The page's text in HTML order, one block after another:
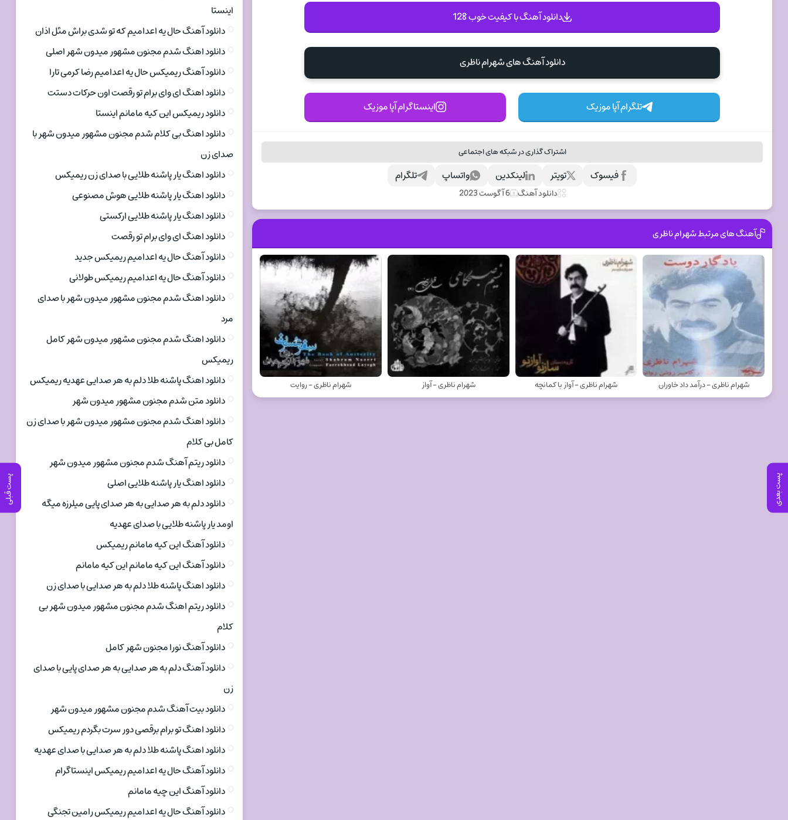
پست بعدی پست قبلی
دانلود آهنگ با کیفیت خوب 128
دانلود آهنگ های شهرام ناظری
تلگرام آپا موزیک اینستاگرام آپا موزیک
اشتراک گذاری در شبکه های اجتماعی
تلگرام واتساپ لینکدین تویتر فیسوک
دانلود آهنگ 6 آگوست 2023
آهنگ های مرتبط شهرام ناظری
شهرام ناظری - درآمد داد خاوران شهرام ناظری - آواز با کمانچه شهرام ناظری - آواز شهرام ناظری - روایت
اینستا
دانلود آهنگ حال یه اعدامیم که تو شدی براش مثل اذان
دانلود اهنگ شدم مجنون مشهور میدون شهر اصلی
دانلود آهنگ ریمیکس حال یه اعدامیم رضا کرمی تارا
دانلود اهنگ ای وای برام تو رقصت اون حرکات دستت
دانلود ریمیکس این کیه مامانم اینستا
دانلود اهنگ بی کلام شدم مجنون مشهور میدون شهر با
صدای زن
دانلود اهنگ یار پاشنه طلایی با صدای زن ریمیکس
دانلود اهنگ یار پاشنه طلایی هوش مصنوعی
دانلود اهنگ یار پاشنه طلایی ارکستی
دانلود اهنگ ای وای برام تو رقصت
دانلود آهنگ حال یه اعدامیم ریمیکس جدید
دانلود آهنگ حال یه اعدامیم ریمیکس طولانی
دانلود اهنگ شدم مجنون مشهور میدون شهر با صدای
مرد
دانلود اهنگ شدم مجنون مشهور میدون شهر کامل
ریمیکس
دانلود اهنگ پاشنه طلا دلم به هر صدایی عهدیه ریمیکس
دانلود متن شدم مجنون مشهور میدون شهر
دانلود اهنگ شدم مجنون مشهور میدون شهر با صدای زن
کامل بی کلام
دانلود ریتم آهنگ شدم مجنون مشهور میدون شهر
دانلود اهنگ یار پاشنه طلایی اصلی
دانلود دلم به هر صدایی به هر صدای پایی میلرزه میگه
اومد یار پاشنه طلایی با صدای عهدیه
دانلود آهنگ این کیه مامانم ریمیکس
دانلود آهنگ این کیه مامانم این کیه مامانم
دانلود اهنگ پاشنه طلا دلم به هر صدایی با صدای زن
دانلود ریتم اهنگ شدم مجنون مشهور میدون شهر بی
کلام
دانلود آهنگ نورا مجنون شهر کامل
دانلود آهنگ دلم به هر صدایی به هر صدای پایی با صدای
زن
دانلود بیت آهنگ شدم مجنون مشهور میدون شهر
دانلود اهنگ تو برام برقصی دور سرت بگردم ریمیکس
دانلود اهنگ پاشنه طلا دلم به هر صدایی با صدای عهدیه
دانلود آهنگ حال یه اعدامیم ریمیکس اینستاگرام
دانلود آهنگ این چیه مامانم
دانلود آهنگ حال یه اعدامیم ریمیکس رامین تجنگی